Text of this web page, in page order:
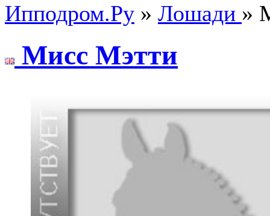
Ипподром.Ру » Лошади »
Миcc Мэтти